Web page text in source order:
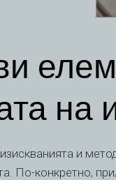
на
и
По-конкретно,